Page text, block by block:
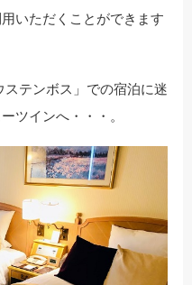
いただくことができます
テンボス」での宿泊に迷
ツインへ・・・。